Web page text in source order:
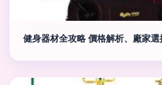
健身器材全攻略 價格解析、廠家